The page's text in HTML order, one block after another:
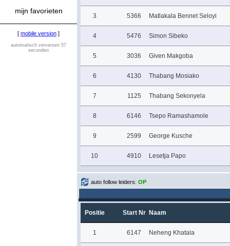
mijn favorieten
[ mobile version ]
automatisch verversen 57
seconden
3 5366 Matlakala Bennet Seloyi
4 5476 Simon Sibeko
5 3036 Given Makgoba
6 4130 Thabang Mosiako
7 1125 Thabang Sekonyela
8 6146 Tsepo Ramashamole
9 2599 George Kusche
10 4910 Lesetja Papo
auto follow leiders: OP
Positie Start Nr Naam
1 6147 Neheng Khatala